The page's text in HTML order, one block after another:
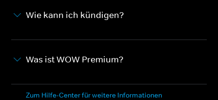
Wie kann ich kündigen?
Was ist WOW Premium?
Zum Hilfe-Center für weitere Informationen